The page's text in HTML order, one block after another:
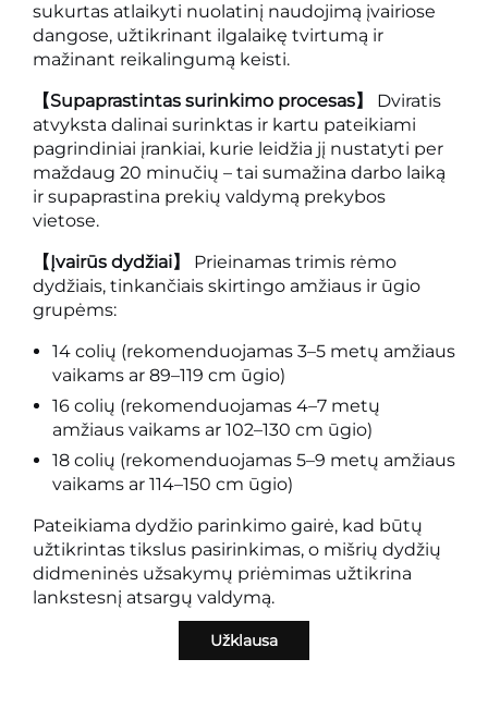
sukurtas atlaikyti nuolatinį naudojimą įvairiose
dangose, užtikrinant ilgalaikę tvirtumą ir
mažinant reikalingumą keisti.
【Supaprastintas surinkimo procesas】 Dviratis
atvyksta dalinai surinktas ir kartu pateikiami
pagrindiniai įrankiai, kurie leidžia jį nustatyti per
maždaug 20 minučių – tai sumažina darbo laiką
ir supaprastina prekių valdymą prekybos
vietose.
【Įvairūs dydžiai】 Prieinamas trimis rėmo
dydžiais, tinkančiais skirtingo amžiaus ir ūgio
grupėms:
14 colių (rekomenduojamas 3–5 metų amžiaus
vaikams ar 89–119 cm ūgio)
16 colių (rekomenduojamas 4–7 metų
amžiaus vaikams ar 102–130 cm ūgio)
18 colių (rekomenduojamas 5–9 metų amžiaus
vaikams ar 114–150 cm ūgio)
Pateikiama dydžio parinkimo gairė, kad būtų
užtikrintas tikslus pasirinkimas, o mišrių dydžių
didmeninės užsakymų priėmimas užtikrina
lankstesnį atsargų valdymą.
Užklausa